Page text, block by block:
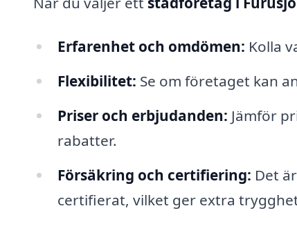
Erfarenhet och omdömen: Kolla
Flexibilitet: Se om företaget kan
Priser och erbjudanden: Jämför
rabatter.
Försäkring och certifiering: Det
certifierat, vilket ger extra